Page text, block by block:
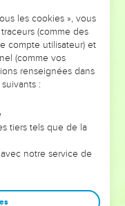
!
VOUS ÉVITER LES
les doutes, les erreurs
alors même que ce
et responsables
afin que leurs erreurs
les cookies », vous
(comme des
compte utilisateur) et
(comme vos
renseignées dans
:
tiers tels que de la
notre service de